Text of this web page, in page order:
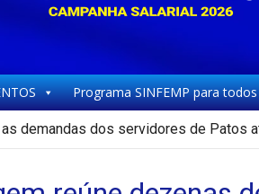
Programa SINFEMP para todos
de Patos paralisam e fazem